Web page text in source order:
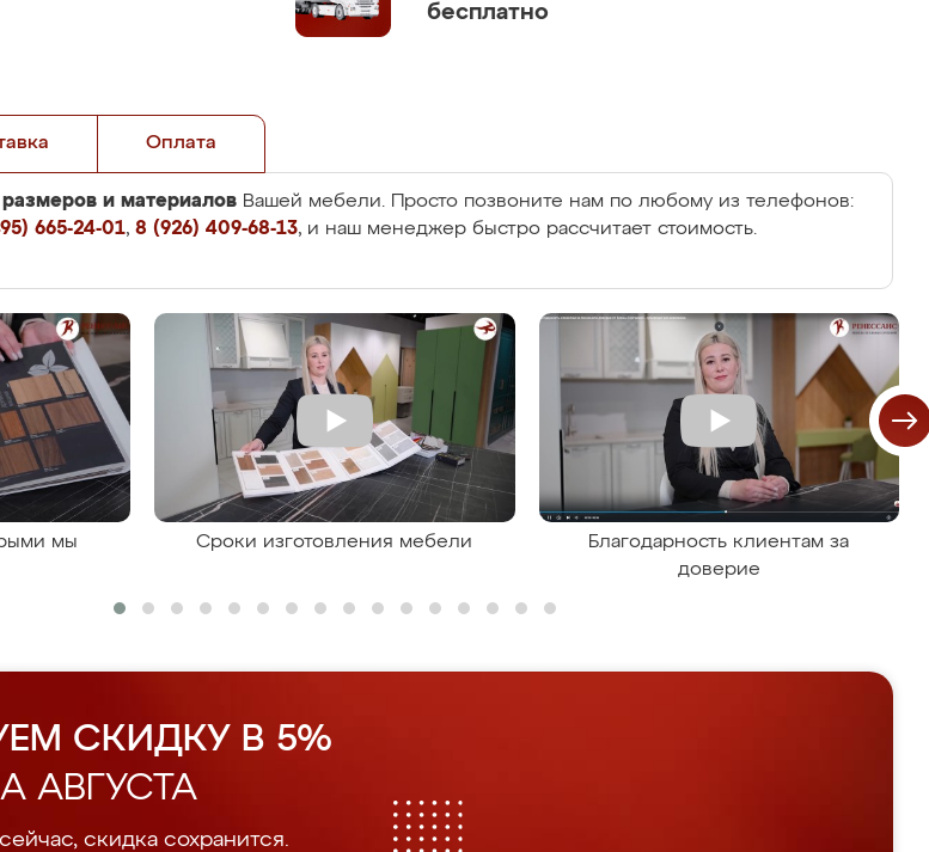
бесплатно
Оплата
размеров и материалов Вашей мебели. Просто позвоните нам по любому из телефонов:
665-24-01, 8 (926) 409-68-13, и наш менеджер быстро рассчитает стоимость.
мы
Сроки изготовления мебели
Благодарность клиентам за
доверие
СКИДКУ В 5%
АВГУСТА
скидка сохранится.